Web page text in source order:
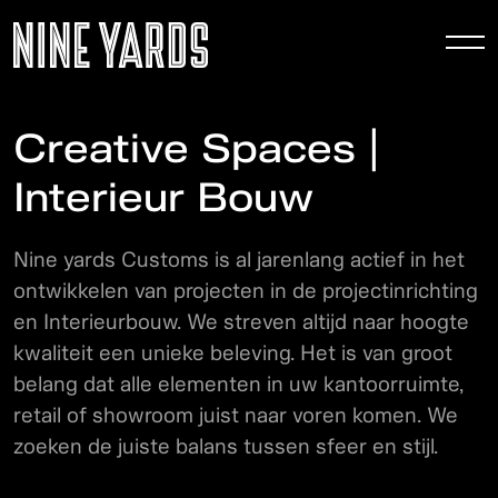
Creative Spaces |
Interieur Bouw
Nine yards Customs is al jarenlang actief in het
ontwikkelen van projecten in de projectinrichting
en Interieurbouw. We streven altijd naar hoogte
kwaliteit een unieke beleving. Het is van groot
belang dat alle elementen in uw kantoorruimte,
retail of showroom juist naar voren komen. We
zoeken de juiste balans tussen sfeer en stijl.